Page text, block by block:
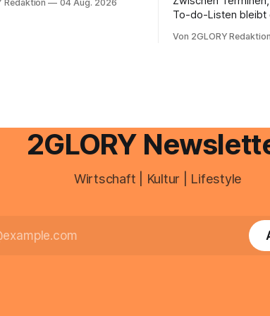
mail adresse mit der Endung
Redaktion 04 Aug. 2026
To-do-Listen bleibt
schnell
Unreinheiten.
Von 2GLORY Redaktion
2GLORY
Wirtschaft | Kultur | Lifestyle